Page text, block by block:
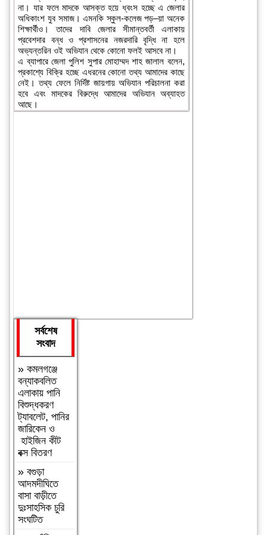
না। যার ফলে মাদকে আসক্ত হয়ে ধ্বংস হচ্ছে এ জেলার
অধিকাংশ যুব সমাজ। এমনকি স্কুল-কলেজ পড়–য়া অনেক
শিক্ষার্থীও। তাদের দাবি জেলার সীমান্তবর্তী এলাকায়
প্রবেশদার বন্ধ ও প্রশাসনের নজরদারি বৃদ্ধি না হলে
অভ্যন্তরিন ওই অভিযান থেকে কোনো ফলই আসবে না।
এ ব্যাপারে জেলা পুলিশ সুপার মোহাম্মদ শাহ জালাল বলেন,
প্রকাশ্যে বিক্রি হচ্ছে এধরনের কোনো তথ্য আমাদের কাছে
নেই। তথ্য ফেলে নির্দিষ্ট জায়গায় অভিযান পরিচালনা করা
হবে এবং মাদকের বিরুদ্ধে আমাদের অভিযান অব্যাহত
আছে।
সর্বশেষ
সংবাদ
»কমলগঞ্জে
বন্যাকবলিত
এলাকায় পানি
বিশুদ্ধকরণ
ট্যাবলেট, পানির
জারিকেন ও
হাইজিন কীট
বক্স বিতরণ
»বগুড়া
আদমদীঘিতে
বাসা বাড়ীতে
দুঃসাহসিক চুরি
সংঘটিত